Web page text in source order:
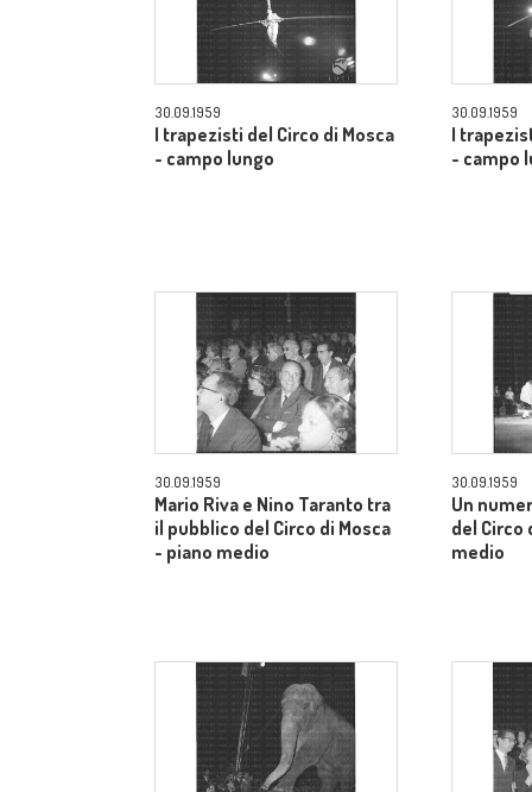
30.09.1959
I trapezisti del Circo di Mosca
- campo lungo
30.09.1959
I
- campo
30.09.1959
Mario Riva e Nino Taranto tra
il pubblico del Circo di Mosca
- piano medio
30.09.1959
Un
del Circo
medio